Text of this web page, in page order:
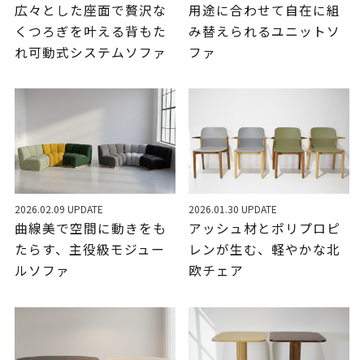
広々とした座面で贅沢な
くつろぎを叶える背もた
れ可動式システムソファ
用途に合わせて自在に組
み替えられるユニットソ
ファ
2026.02.09 UPDATE
曲線美で空間に動きをも
たらす、主役級モジュー
ルソファ
2026.01.30 UPDATE
アッシュ材とポリプロピ
レンが生む、軽やかな北
欧チェア